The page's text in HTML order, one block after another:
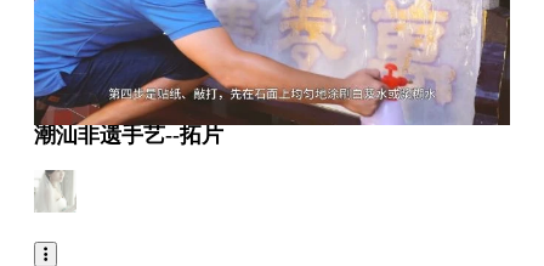
潮汕非遗手艺--拓片